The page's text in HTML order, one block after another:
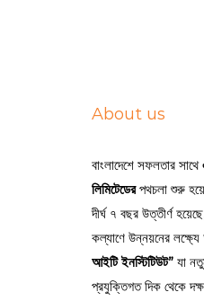
About us
বাংলাদেশে সফলতার সাথে
লিমিটেডেরপথচলা শুরু
দীর্ঘ ৭ বছর উত্তীর্ণ
কল্যাণে উন্নয়নের
আইটি ইনস্টিটিউট” যা
প্রযুক্তিগত দিক থেকে